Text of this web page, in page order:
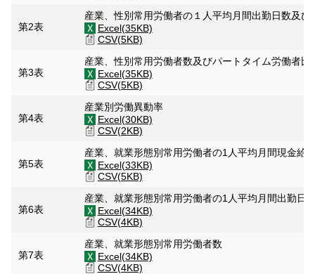
第2表
産業、性別常用労働者の１人平均月間出勤日数及
Excel(35KB)
CSV(5KB)
第3表
産業、性別常用労働者数及びパートタイム労働者
Excel(35KB)
CSV(5KB)
第4表
産業別労働異動率
Excel(30KB)
CSV(2KB)
第5表
産業、就業形態別常用労働者の1人平均月間現金給
Excel(33KB)
CSV(5KB)
第6表
産業、就業形態別常用労働者の1人平均月間出勤日
Excel(34KB)
CSV(4KB)
第7表
産業、就業形態別常用労働者数
Excel(34KB)
CSV(4KB)